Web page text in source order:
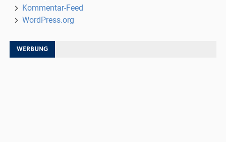
Kommentar-Feed
WordPress.org
WERBUNG